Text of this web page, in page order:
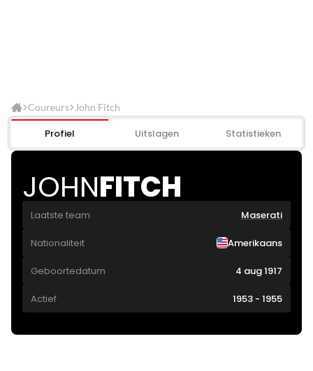
Coureurs John Fitch
Profiel Uitslagen Statistieken
JOHNFITCH
Laatste team Maserati
Nationaliteit Amerikaans
Geboortedatum 4 aug 1917
Actief 1953 - 1955